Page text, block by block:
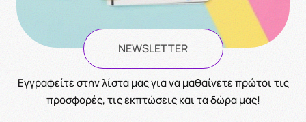
NEWSLETTER
Eγγραφείτε στην λίστα μας για να μαθαίνετε πρώτοι τις
προσφορές, τις εκπτώσεις και τα δώρα μας!